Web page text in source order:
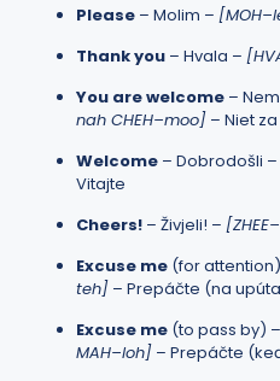
Please – Molim –
Thank you – Hvala –
You are welcome –
nah CHEH–moo] – Niet
Welcome – Dobrodošli –
Vitajte
Cheers! – Živjeli! –
Excuse me (for
teh] – Prepáčte (na
Excuse me (to pass by)
MAH–loh] – Prepáčte